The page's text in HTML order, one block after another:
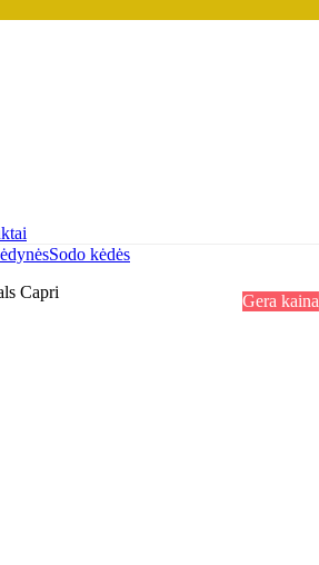
Sodo kėdės
Gera kaina